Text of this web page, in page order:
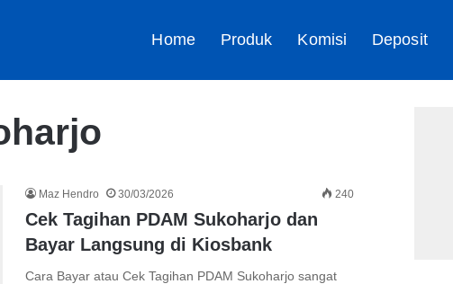
Home Produk Komisi Deposit
Maz Hendro 30/03/2026 240
Cek Tagihan PDAM Sukoharjo dan
Bayar Langsung di Kiosbank
Cara Bayar atau Cek Tagihan PDAM Sukoharjo sangat